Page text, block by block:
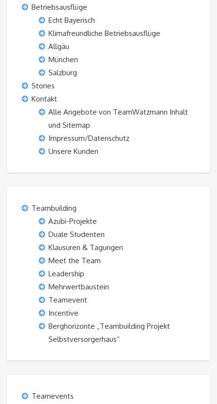
Betriebsausflüge
Echt Bayerisch
Klimafreundliche Betriebsausflüge
Allgäu
München
Salzburg
Stories
Kontakt
Alle Angebote von TeamWatzmann Inhalt
und Sitemap
Impressum/Datenschutz
Unsere Kunden
Teambuilding
Azubi-Projekte
Duale Studenten
Klausuren & Tagungen
Meet the Team
Leadership
Mehrwertbaustein
Teamevent
Incentive
Berghorizonte „Teambuilding Projekt
Selbstversorgerhaus“
Teamevents